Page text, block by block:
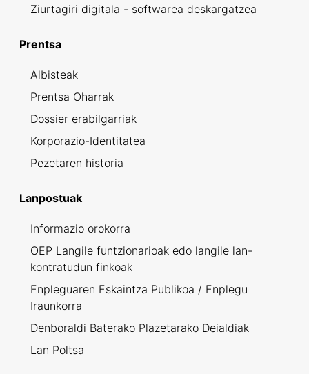
Ziurtagiri digitala - softwarea deskargatzea
Prentsa
Albisteak
Prentsa Oharrak
Dossier erabilgarriak
Korporazio-Identitatea
Pezetaren historia
Lanpostuak
Informazio orokorra
OEP Langile funtzionarioak edo langile lan-
kontratudun finkoak
Enpleguaren Eskaintza Publikoa / Enplegu
Iraunkorra
Denboraldi Baterako Plazetarako Deialdiak
Lan Poltsa